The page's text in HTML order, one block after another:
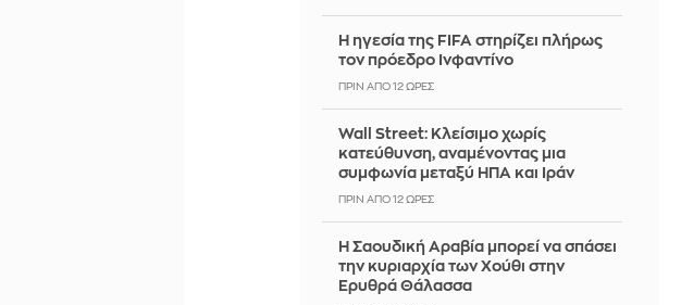
Η ηγεσία της FIFA στηρίζει πλήρως
τον πρόεδρο Ινφαντίνο
ΠΡΙΝ ΑΠΌ 12 ΏΡΕΣ
Wall Street: Κλείσιμο χωρίς
κατεύθυνση, αναμένοντας μια
συμφωνία μεταξύ ΗΠΑ και Ιράν
ΠΡΙΝ ΑΠΌ 12 ΏΡΕΣ
Η Σαουδική Αραβία μπορεί να σπάσει
την κυριαρχία των Χούθι στην
Ερυθρά Θάλασσα